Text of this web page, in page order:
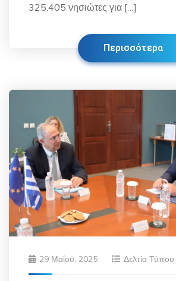
325.405 νησιώτες για […]
Περισσότερα
29 Μαΐου, 2025 Δελτία Τύπου